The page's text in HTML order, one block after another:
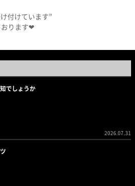
付けています”
おります❤︎
でしょうか
2026.07.31